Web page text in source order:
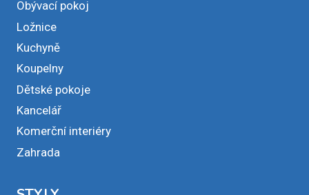
Obývací pokoj
Ložnice
Kuchyně
Koupelny
Dětské pokoje
Kancelář
Komerční interiéry
Zahrada